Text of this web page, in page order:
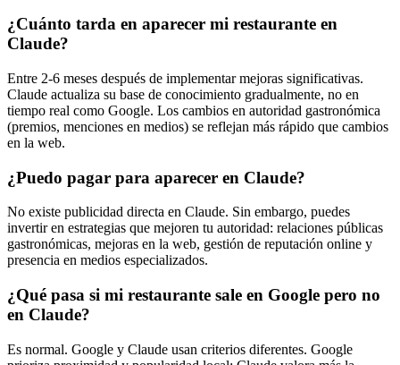
¿Cuánto tarda en aparecer mi restaurante en
Claude?
Entre 2-6 meses después de implementar mejoras significativas.
Claude actualiza su base de conocimiento gradualmente, no en
tiempo real como Google. Los cambios en autoridad gastronómica
(premios, menciones en medios) se reflejan más rápido que cambios
en la web.
¿Puedo pagar para aparecer en Claude?
No existe publicidad directa en Claude. Sin embargo, puedes
invertir en estrategias que mejoren tu autoridad: relaciones públicas
gastronómicas, mejoras en la web, gestión de reputación online y
presencia en medios especializados.
¿Qué pasa si mi restaurante sale en Google pero no
en Claude?
Es normal. Google y Claude usan criterios diferentes. Google